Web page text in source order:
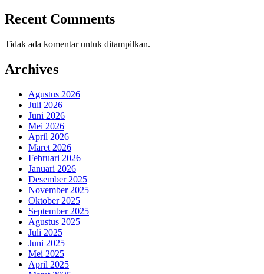
Recent Comments
Tidak ada komentar untuk ditampilkan.
Archives
Agustus 2026
Juli 2026
Juni 2026
Mei 2026
April 2026
Maret 2026
Februari 2026
Januari 2026
Desember 2025
November 2025
Oktober 2025
September 2025
Agustus 2025
Juli 2025
Juni 2025
Mei 2025
April 2025